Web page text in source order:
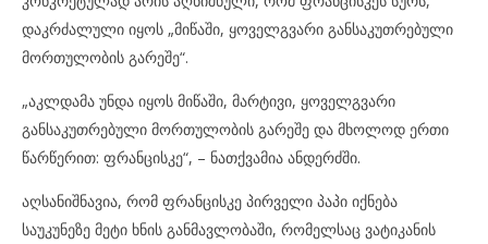
დაკრძალული იყოს „მიწაში, ყოველგვარი განსაკუთრებული
მორთულობის გარეშე“.
„აკლდამა უნდა იყოს მიწაში, მარტივი, ყოველგვარი
განსაკუთრებული მორთულობის გარეშე და მხოლოდ ერთი
წარწერით: ფრანცისკე“, – ნათქვამია ანდერძში.
აღსანიშნავია, რომ ფრანცისკე პირველი პაპი იქნება
საუკუნეზე მეტი ხნის განმავლობაში, რომელსაც ვატიკანის